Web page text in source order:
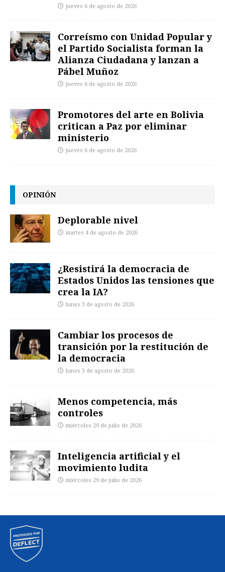
jueves 6 de agosto de 2026
Correísmo con Unidad Popular y
el Partido Socialista forman la
Alianza Ciudadana y lanzan a
Pábel Muñoz
jueves 6 de agosto de 2026
Promotores del arte en Bolivia
critican a Paz por eliminar
ministerio
jueves 6 de agosto de 2026
OPINIÓN
Deplorable nivel
martes 4 de agosto de 2026
¿Resistirá la democracia de
Estados Unidos las tensiones que
crea la IA?
lunes 3 de agosto de 2026
Cambiar los procesos de
transición por la restitución de
la democracia
lunes 3 de agosto de 2026
Menos competencia, más
controles
miércoles 29 de julio de 2026
Inteligencia artificial y el
movimiento ludita
miércoles 29 de julio de 2026